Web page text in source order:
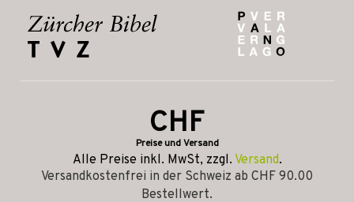
CHF
Preise und Versand
Alle Preise inkl. MwSt, zzgl. Versand.
Versandkostenfrei in der Schweiz ab CHF 90.00
Bestellwert.